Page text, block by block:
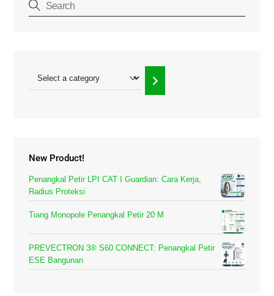
New Product!
Penangkal Petir LPI CAT I Guardian: Cara Kerja,
Radius Proteksi
Tiang Monopole Penangkal Petir 20 M
PREVECTRON 3® S60 CONNECT: Penangkal Petir
ESE Bangunan